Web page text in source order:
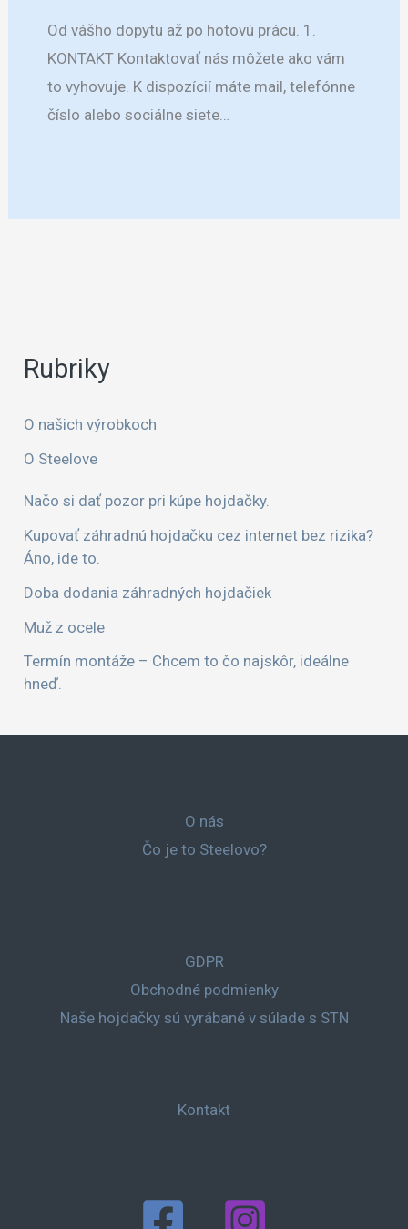
Od vášho dopytu až po hotovú prácu. 1.
KONTAKT Kontaktovať nás môžete ako vám
to vyhovuje. K dispozícií máte mail, telefónne
číslo alebo sociálne siete…
Rubriky
O našich výrobkoch
O Steelove
Načo si dať pozor pri kúpe hojdačky.
Kupovať záhradnú hojdačku cez internet bez rizika?
Áno, ide to.
Doba dodania záhradných hojdačiek
Muž z ocele
Termín montáže – Chcem to čo najskôr, ideálne
hneď.
O nás
Čo je to Steelovo?
GDPR
Obchodné podmienky
Naše hojdačky sú vyrábané v súlade s STN
Kontakt